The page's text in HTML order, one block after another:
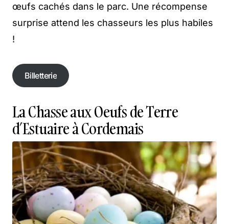
œufs cachés dans le parc. Une récompense
surprise attend les chasseurs les plus habiles
!
Billetterie
Billetterie
La Chasse aux Oeufs de Terre
d’Estuaire à Cordemais